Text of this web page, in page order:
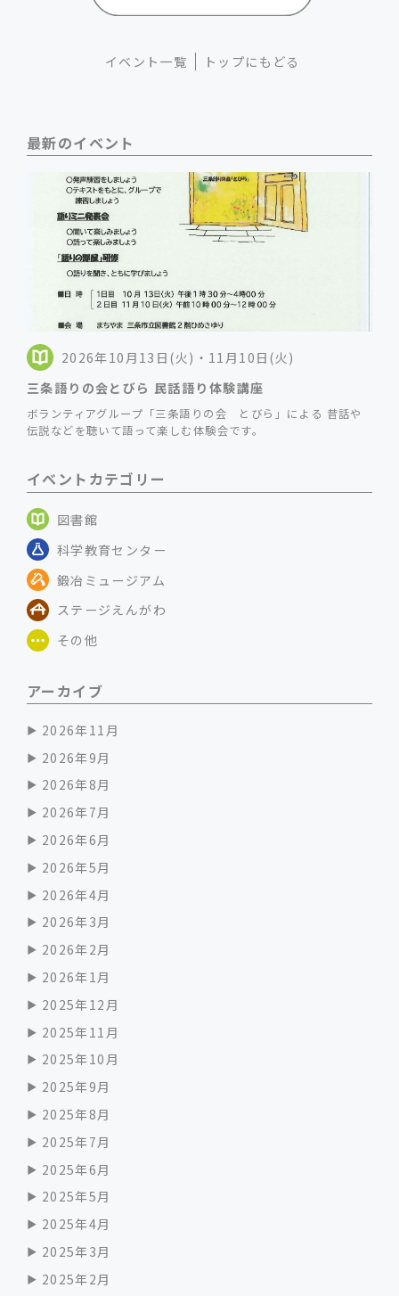
イベント一覧 トップにもどる
最新のイベント
2026年10月13日(火)・11月10日(火)
三条語りの会とびら 民話語り体験講座
ボランティアグループ「三条語りの会 とびら」による 昔話や
伝説などを聴いて語って楽しむ体験会です。
イベントカテゴリー
図書館
科学教育センター
鍛冶ミュージアム
ステージえんがわ
その他
アーカイブ
2026年11月
2026年9月
2026年8月
2026年7月
2026年6月
2026年5月
2026年4月
2026年3月
2026年2月
2026年1月
2025年12月
2025年11月
2025年10月
2025年9月
2025年8月
2025年7月
2025年6月
2025年5月
2025年4月
2025年3月
2025年2月